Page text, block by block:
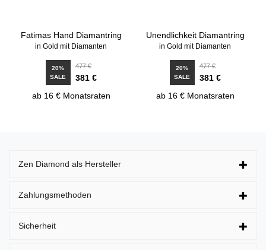
Fatimas Hand Diamantring
in Gold mit Diamanten
20%
SALE
477 €
381 €
ab 16 € Monatsraten
Unendlichkeit Diamantring
in Gold mit Diamanten
20%
SALE
477 €
381 €
ab 16 € Monatsraten
Zen Diamond als Hersteller
Zahlungsmethoden
Sicherheit